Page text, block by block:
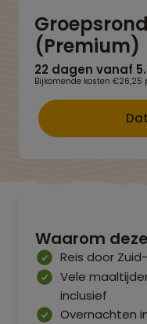
(Premium)
22 dagen vanaf
Bijkomende kosten €26,25
Waarom
Reis door
Vele
inclusief
Overnachten